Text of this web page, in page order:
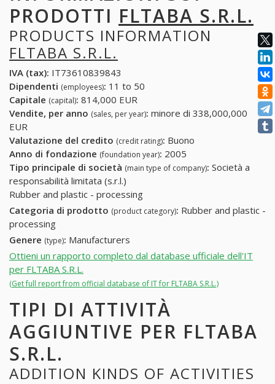
PRODOTTI FLTABA S.R.L.
PRODUCTS INFORMATION
FLTABA S.R.L.
IVA (tax): IT73610839843
Dipendenti (employees): 11 to 50
Capitale (capital): 814,000 EUR
Vendite, per anno (sales, per year): minore di 338,000,000
EUR
Valutazione del credito (credit rating): Buono
Anno di fondazione (foundation year): 2005
Tipo principale di società (main type of company): Società a
responsabilità limitata (s.r.l.)
Rubber and plastic - processing
Categoria di prodotto (product category): Rubber and plastic -
processing
Genere (type): Manufacturers
Ottieni un rapporto completo dal database ufficiale dell'IT
per FLTABA S.R.L.
(Get full report from official database of IT for FLTABA S.R.L.)
TIPI DI ATTIVITÀ
AGGIUNTIVE PER FLTABA
S.R.L.
ADDITION KINDS OF ACTIVITIES